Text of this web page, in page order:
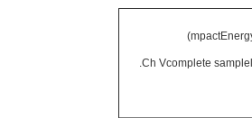
Ch Vcomplete samplelongitud.